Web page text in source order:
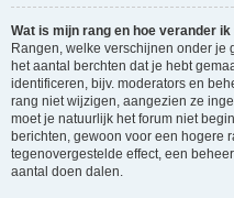
Wat is mijn rang en hoe verander
Rangen, welke verschijnen onder
het aantal berchten dat je hebt
identificeren, bijv. moderators en
rang niet wijzigen, aangezien ze
moet je natuurlijk het forum niet
berichten, gewoon voor een hogere
tegenovergestelde effect, een
aantal doen dalen.